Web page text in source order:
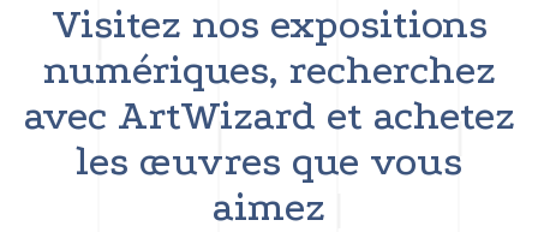
Visitez nos expositions
numériques, recherchez
avec ArtWizard et achetez
les œuvres que vous
aimez